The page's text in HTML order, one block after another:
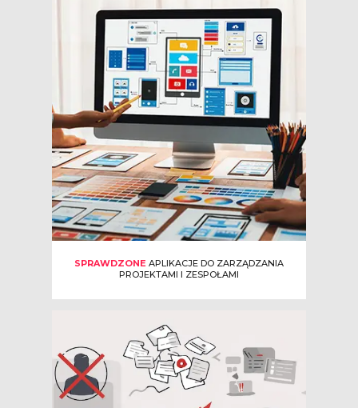
SPRAWDZONE APLIKACJE DO ZARZĄDZANIA
PROJEKTAMI I ZESPOŁAMI